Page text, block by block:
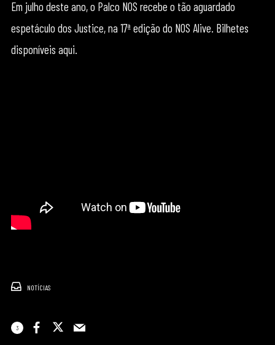
Em julho deste ano, o Palco NOS recebe o tão aguardado
espetáculo dos Justice, na 17ª edição do NOS Alive. Bilhetes
disponíveis aqui.
NOTÍCIAS
3